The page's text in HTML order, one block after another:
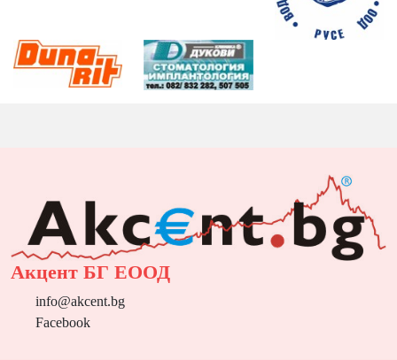
Акцент БГ ЕООД
info@akcent.bg
Facebook